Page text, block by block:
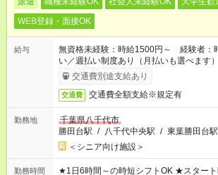
WEB登録・面接OK
給与
無資格未経験：時給1500円～ 経験者
い／週払い制度あり（月払いも選べます
完了次第のお支払いとなります。
交通費別途支給あり
交通費 交通費全額支給※規定有
勤務地
千葉県八千代市
勝田台駅 / 八千代中央駅 / 東葉勝田台駅
＜シニア向け施設＞
勤務時間 ★1日6時間～の時短シフトOK ★スタート時間選べます！ 7:00～